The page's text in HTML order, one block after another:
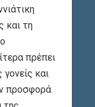
και τη
πρέπει
και
προσφορά